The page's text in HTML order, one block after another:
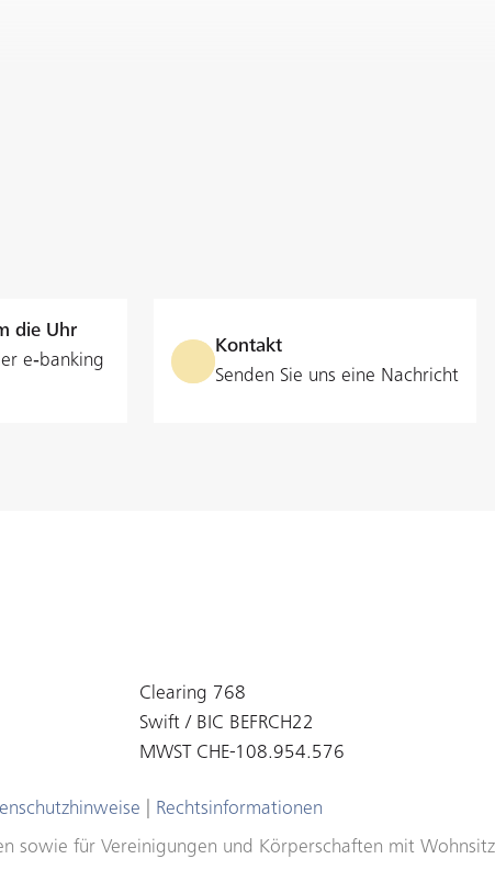
die Uhr
e‑banking
Kontakt
Senden Sie uns eine Nachricht
Clearing 768
Swift / BIC BEFRCH22
MWST CHE-108.954.576
Rechtsinformationen
sowie für Vereinigungen und Körperschaften mit